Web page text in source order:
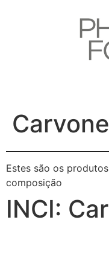
Carvone
Estes são os
composição
INCI: